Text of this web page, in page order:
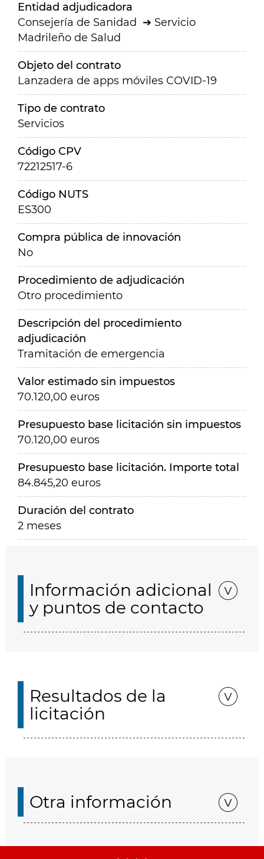
Entidad adjudicadora
Consejería de Sanidad
Servicio
Madrileño de Salud
Objeto del contrato
Lanzadera de apps móviles COVID-19
Tipo de contrato
Servicios
Código CPV
72212517-6
Código NUTS
ES300
Compra pública de innovación
No
Procedimiento de adjudicación
Otro procedimiento
Descripción del procedimiento
adjudicación
Tramitación de emergencia
Valor estimado sin impuestos
70.120,00 euros
Presupuesto base licitación sin impuestos
70.120,00 euros
Presupuesto base licitación. Importe total
84.845,20 euros
Duración del contrato
2 meses
Información adicional
y puntos de contacto
Resultados de la
licitación
Otra información